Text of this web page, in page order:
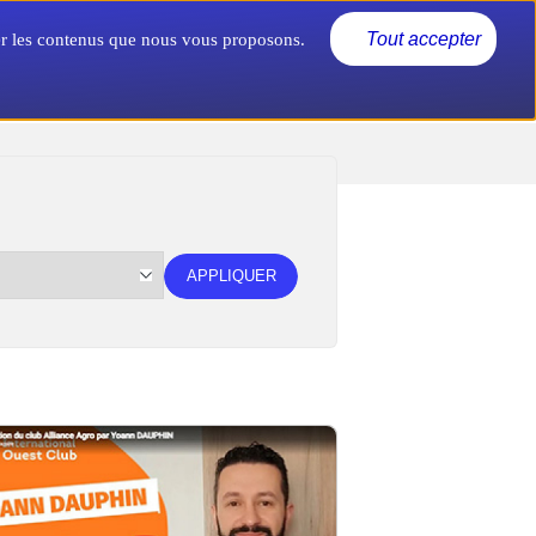
Nous connaître
contenus que nous vous proposons. Tout accepter